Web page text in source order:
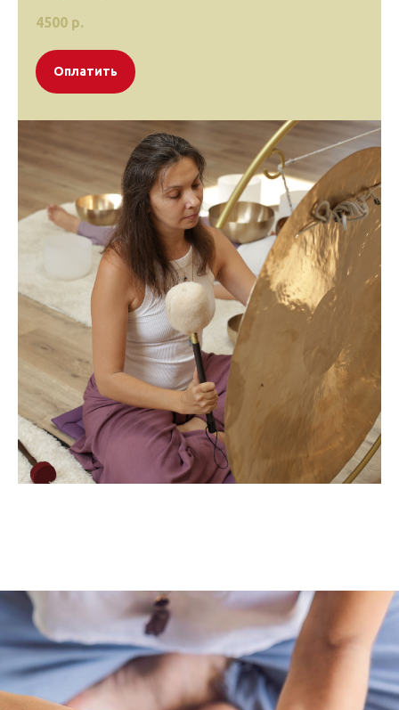
4500 р.
Оплатить